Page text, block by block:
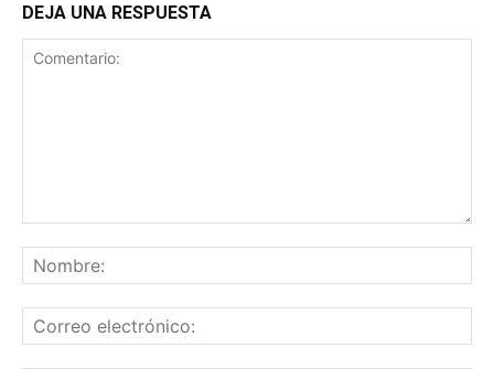
DEJA UNA RESPUESTA